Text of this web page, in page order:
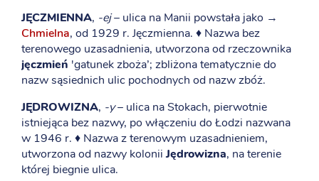
JĘCZMIENNA, -ej– ulica na Manii powstała jako →
Chmielna, od 1929 r. Jęczmienna. ♦ Nazwa bez
terenowego uzasadnienia, utworzona od rzeczownika
jęczmień 'gatunek zboża’; zbliżona tematycznie do
nazw sąsiednich ulic pochodnych od nazw zbóż.
JĘDROWIZNA, -y– ulica na Stokach, pierwotnie
istniejąca bez nazwy, po włączeniu do Łodzi nazwana
w 1946 r. ♦ Nazwa z terenowym uzasadnieniem,
utworzona od nazwy koloniiJędrowizna, na terenie
której biegnie ulica.